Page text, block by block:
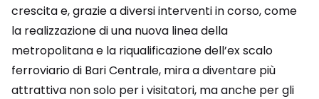
crescita e, grazie a diversi interventi in corso, come
la realizzazione di una nuova linea della
metropolitana e la riqualificazione dell’ex scalo
ferroviario di Bari Centrale, mira a diventare più
attrattiva non solo per i visitatori, ma anche per gli